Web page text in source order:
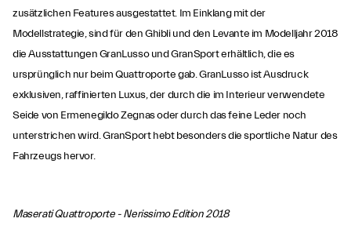
zusätzlichen Features ausgestattet. Im Einklang mit der
Modellstrategie, sind für den Ghibli und den Levante im Modelljahr 2018
die Ausstattungen GranLusso und GranSport erhältlich, die es
ursprünglich nur beim Quattroporte gab. GranLusso ist Ausdruck
exklusiven, raffinierten Luxus, der durch die im Interieur verwendete
Seide von Ermenegildo Zegnas oder durch das feine Leder noch
unterstrichen wird. GranSport hebt besonders die sportliche Natur des
Fahrzeugs hervor.
Maserati Quattroporte - Nerissimo Edition 2018